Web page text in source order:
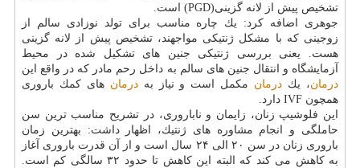
تشخیص پیش از لانه گزینی(PGD) است.
جوهری اضافه كرد: یك چاره مناسب برای تولد نوزادی سالم از
زوجینی كه با مشكل ژنتیكی مواجهند، تشخیص پیش از لانه گزینی
هست. یعنی بررسی ژنتیكی جنین های تشكیل شده در محیط
آزمایشگاه و انتقال جنین های سالم به داخل رحم مادر كه در واقع این
درمان، یك درمان مكمل است و نیاز بهدرمان های كمك باروری
همچون IVF دارد.
این فلوشیپ زنان، زایمان و ناباروری، در تشریح مناسب ترین سن
حاملگی و انجام مشاوره های ژنتیك، اظهار داشت: بهترین زمان
باروری زنان در سن ۲۰ الی ۲۴ سال است و از آن قدرت باروری آغاز
به كاهش می كند كه البته این كاهش تا حدود ۳۲ سالگی كم است.